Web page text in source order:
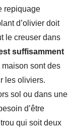
repiquage
d’olivier doit
le creuser dans
suffisamment
sont des
les oliviers.
sol ou dans une
d’être
qui soit deux